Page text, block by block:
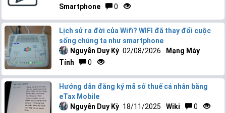
Smartphone
0
Lịch sử ra đời của Wifi? WIFI đã thay đổi cuộc
sống chúng ta như smartphone
Nguyễn Duy Kỳ 02/08/2026
Mạng Máy
Tính
0
Hướng dẫn đăng ký mã số thuế cá nhân bằng
eTax Mobile
Nguyễn Duy Kỳ 18/11/2025 Wiki 0